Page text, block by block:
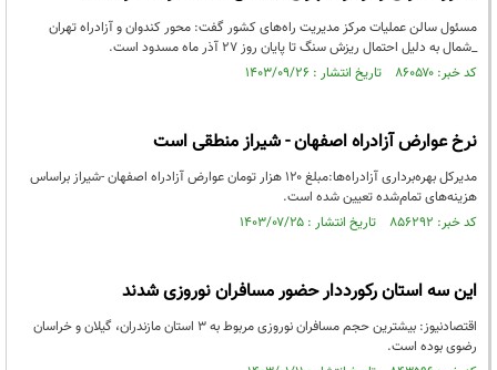
مسئول سالن عملیات مرکز مدیریت راه‌های کشور گفت: محور کندوان و آزادراه تهران
_شمال به دلیل احتمال ریزش سنگ تا پایان روز ۲۷ آذر ماه مسدود است.
کد خبر: ۸۶۰۵۷۰ تاریخ انتشار : ۱۴۰۳/۰۹/۲۶
نرخ عوارض آزادراه اصفهان - شیراز منطقی است
مدیرکل بهره‌برداری آزادراه‌ها:مبلغ ۱۲۰ هزار تومان عوارض آزادراه اصفهان -شیراز براساس
هزینه‌های تمام‌شده تعیین شده است.
کد خبر: ۸۵۶۲۹۲ تاریخ انتشار : ۱۴۰۳/۰۷/۲۵
این سه استان رکورددار حضور مسافران نوروزی شدند
اقتصادنیوز: بیشترین حجم مسافران نوروزی مربوط به 3 استان مازندران، گیلان و خراسان
رضوی بوده است.